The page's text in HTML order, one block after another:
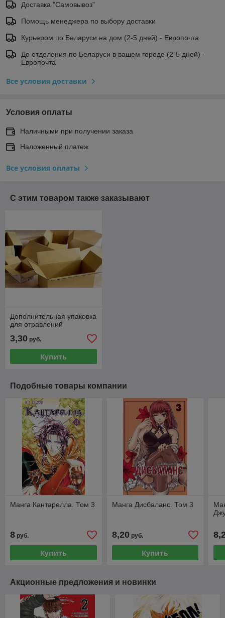
Доставка "Самовывоз"
Помощь менеджера по выбору доставки
Курьером по Беларуси на дом (2-5 дней) - Европочта
До отделения по Беларуси в вашем городе (2-5 дней) -
Европочта
Все условия доставки
Условия оплаты
Наличными при получении заказа
Наложенный платеж
Все условия оплаты
С этим товаром также заказывают
Дополнительная упаковка
для отравлений
3,30 руб.
Купить
Подобные товары компании
Манга Кантарелла. Том 3
8 руб.
Купить
Манга Дисбаланс. Том 3
8,20руб.
Купить
Акционные предложения и новинки